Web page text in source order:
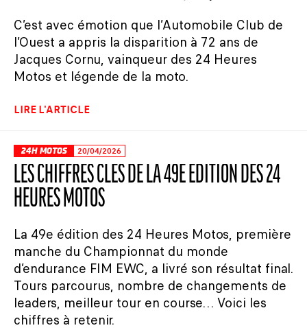
C’est avec émotion que l’Automobile Club de
l’Ouest a appris la disparition à 72 ans de
Jacques Cornu, vainqueur des 24 Heures
Motos et légende de la moto.
LIRE L'ARTICLE
24H MOTOS 20/04/2026
LES CHIFFRES CLÉS DE LA 49E ÉDITION DES 24
HEURES MOTOS
La 49e édition des 24 Heures Motos, première
manche du Championnat du monde
d’endurance FIM EWC, a livré son résultat final.
Tours parcourus, nombre de changements de
leaders, meilleur tour en course… Voici les
chiffres à retenir.